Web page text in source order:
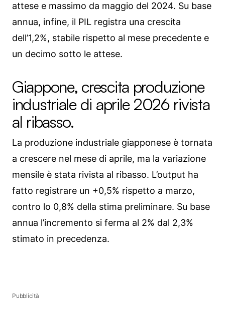
attese e massimo da maggio del 2024. Su base
annua, infine, il PIL registra una crescita
dell’1,2%, stabile rispetto al mese precedente e
un decimo sotto le attese.
Giappone, crescita produzione
industriale di aprile 2026 rivista
al ribasso.
La produzione industriale giapponese è tornata
a crescere nel mese di aprile, ma la variazione
mensile è stata rivista al ribasso. L’output ha
fatto registrare un +0,5% rispetto a marzo,
contro lo 0,8% della stima preliminare. Su base
annua l’incremento si ferma al 2% dal 2,3%
stimato in precedenza.
Pubblicità